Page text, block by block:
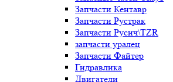
Запчасти Кентавр
Запчасти Рустрак
Запчасти Русич\TZR
запчасти уралец
Запчасти Файтер
Гидравлика
Двигатели